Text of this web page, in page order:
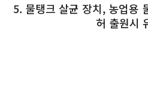
5. 물탱크 살균 장치, 농업용
허 출원시